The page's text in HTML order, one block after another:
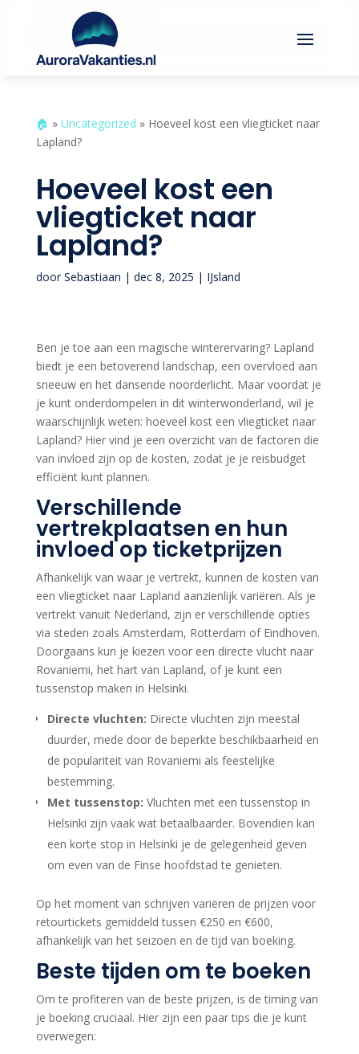
🏠︎ » Uncategorized » Hoeveel kost een vliegticket naar
Lapland?
Hoeveel kost een
vliegticket naar
Lapland?
doorSebastiaan | dec 8, 2025 | IJsland
Ben je toe aan een magische winterervaring? Lapland
biedt je een betoverend landschap, een overvloed aan
sneeuw en het dansende noorderlicht. Maar voordat je
je kunt onderdompelen in dit winterwonderland, wil je
waarschijnlijk weten: hoeveel kost een vliegticket naar
Lapland? Hier vind je een overzicht van de factoren die
van invloed zijn op de kosten, zodat je je reisbudget
efficiënt kunt plannen.
Verschillende
vertrekplaatsen en hun
invloed op ticketprijzen
Afhankelijk van waar je vertrekt, kunnen de kosten van
een vliegticket naar Lapland aanzienlijk variëren. Als je
vertrekt vanuit Nederland, zijn er verschillende opties
via steden zoals Amsterdam, Rotterdam of Eindhoven.
Doorgaans kun je kiezen voor een directe vlucht naar
Rovaniemi, het hart van Lapland, of je kunt een
tussenstop maken in Helsinki.
Directe vluchten: Directe vluchten zijn meestal
duurder, mede door de beperkte beschikbaarheid en
de populariteit van Rovaniemi als feestelijke
bestemming.
Met tussenstop: Vluchten met een tussenstop in
Helsinki zijn vaak wat betaalbaarder. Bovendien kan
een korte stop in Helsinki je de gelegenheid geven
om even van de Finse hoofdstad te genieten.
Op het moment van schrijven variëren de prijzen voor
retourtickets gemiddeld tussen €250 en €600,
afhankelijk van het seizoen en de tijd van boeking.
Beste tijden om te boeken
Om te profiteren van de beste prijzen, is de timing van
je boeking cruciaal. Hier zijn een paar tips die je kunt
overwegen: